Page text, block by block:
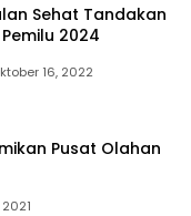
Sehat Tandakan
2024
16, 2022
Pusat Olahan